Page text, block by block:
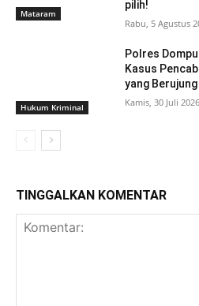
Mataram
pilih!
Rabu, 5 Agustus
Hukum Kriminal
Polres
Kasus
yang
Kamis, 30 Juli 2026
TINGGALKAN KOMENTAR